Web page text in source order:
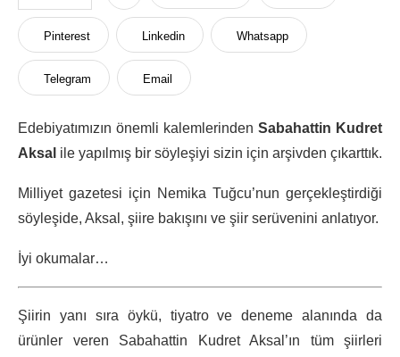
Pinterest Linkedin Whatsapp
Telegram Email
Edebiyatımızın önemli kalemlerinden Sabahattin Kudret
Aksal ile yapılmış bir söyleşiyi sizin için arşivden çıkarttık.
Milliyet gazetesi için Nemika Tuğcu’nun gerçekleştirdiği
söyleşide, Aksal, şiire bakışını ve şiir serüvenini anlatıyor.
İyi okumalar…
Şiirin yanı sıra öykü, tiyatro ve deneme alanında da
ürünler veren Sabahattin Kudret Aksal’ın tüm şiirleri